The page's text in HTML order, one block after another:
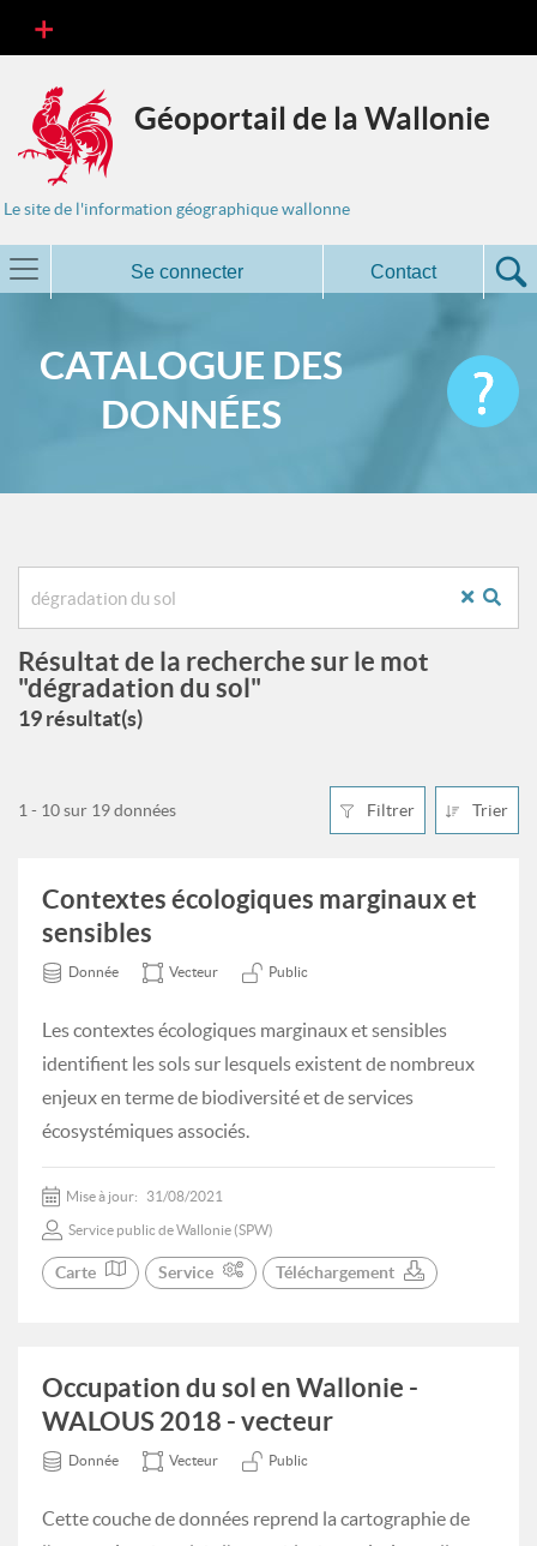
Géoportail de la Wallonie
Le site de l'information géographique wallonne
Se connecter Contact
CATALOGUE DES
DONNÉES
Résultat de la recherche sur le mot
"dégradation du sol"
19 résultat(s)
Filtrer Trier
1 - 10 sur 19 données
Contextes écologiques marginaux et
sensibles
Donnée Vecteur Public
Les contextes écologiques marginaux et sensibles
identifient les sols sur lesquels existent de nombreux
enjeux en terme de biodiversité et de services
écosystémiques associés.
Mise à jour: 31/08/2021
Service public de Wallonie (SPW)
Carte Service Téléchargement
Occupation du sol en Wallonie -
WALOUS 2018 - vecteur
Donnée Vecteur Public
Cette couche de données reprend la cartographie de